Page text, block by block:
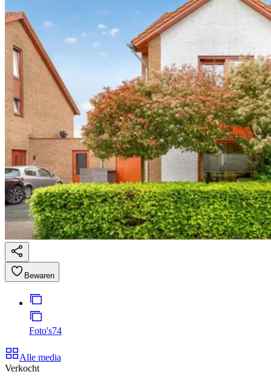
Bewaren
Foto's74
Alle media
Verkocht